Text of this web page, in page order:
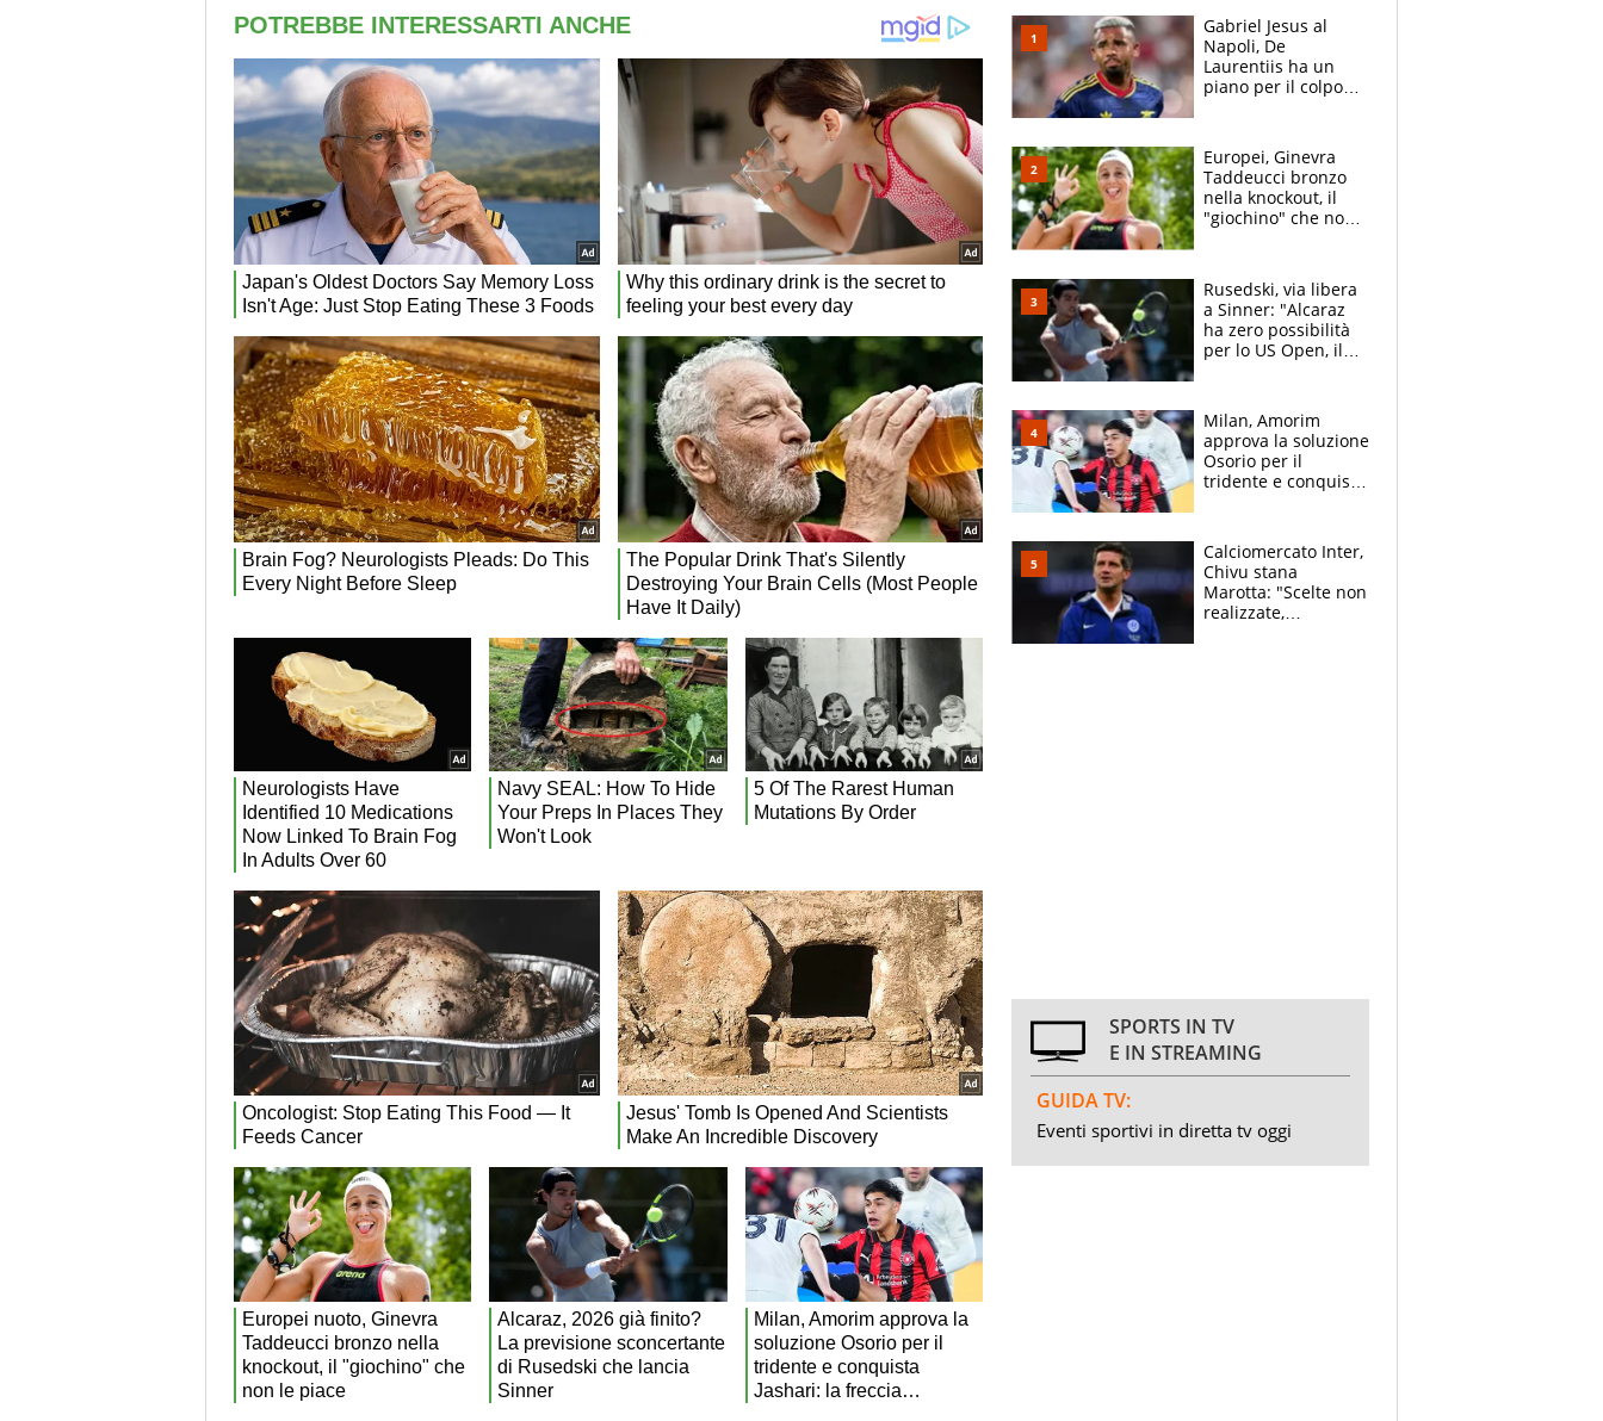
Gabriel Jesus al
Napoli, De
Laurentiis ha un
piano per il colpo
Lucca
Europei, Ginevra
Taddeucci bronzo
nella knockout, il
"giochino" che non
Rusedski, via libera
a Sinner: "Alcaraz
ha zero possibilità
per lo US Open, il
Milan, Amorim
approva la soluzione
Osorio per il
tridente e conquista
Allegri
Calciomercato Inter,
Chivu stana
Marotta: "Scelte non
realizzate,
SPORTS IN TV
E IN STREAMING
GUIDA TV:
Eventi sportivi in diretta tv oggi